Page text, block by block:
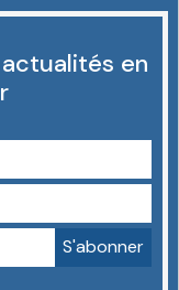
en